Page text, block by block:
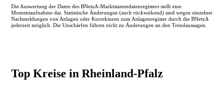
Die Auswertung der Daten des BNetzA-Marktstammdatenregisters stellt eine
Momentaufnahme dar. Statistische Änderungen (auch rückwirkend) sind wegen einzelner
Nachmeldungen von Anlagen oder Korrekturen zum Anlagenregister durch die BNetzA
jederzeit möglich. Die Unschärfen führen nicht zu Änderungen an den Trendaussagen.
Top Kreise in Rheinland-Pfalz